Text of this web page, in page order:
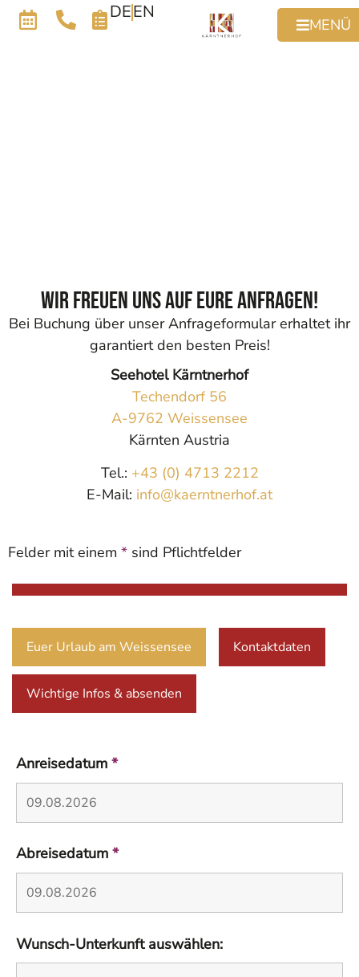
DEEN
MENÜ
Wir freuen uns auf eure Anfragen!
Bei Buchung über unser Anfrageformular erhaltet ihr
garantiert den besten Preis!
Seehotel Kärntnerhof
Techendorf 56
A-9762 Weissensee
Kärnten Austria
Tel.: +43 (0) 4713 2212
E-Mail: info@kaerntnerhof.at
Felder mit einem * sind Pflichtfelder
Euer Urlaub am Weissensee Kontaktdaten
Wichtige Infos & absenden
Anreisedatum *
Abreisedatum *
Wunsch-Unterkunft auswählen: